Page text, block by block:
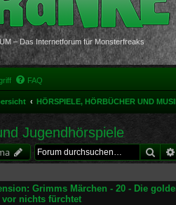
– Das Internetforum für Monsterfreaks
FAQ
HÖRSPIELE, HÖRBÜCHER UND
Jugendhörspiele
Grimms Märchen - 20 - Die
nichts fürchtet